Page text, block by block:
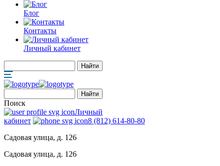
Блог
Контакты
Личный кабинет
Поиск
Личный
кабинет
8 (812) 614-80-80
Садовая улица, д. 126
Садовая улица, д. 126